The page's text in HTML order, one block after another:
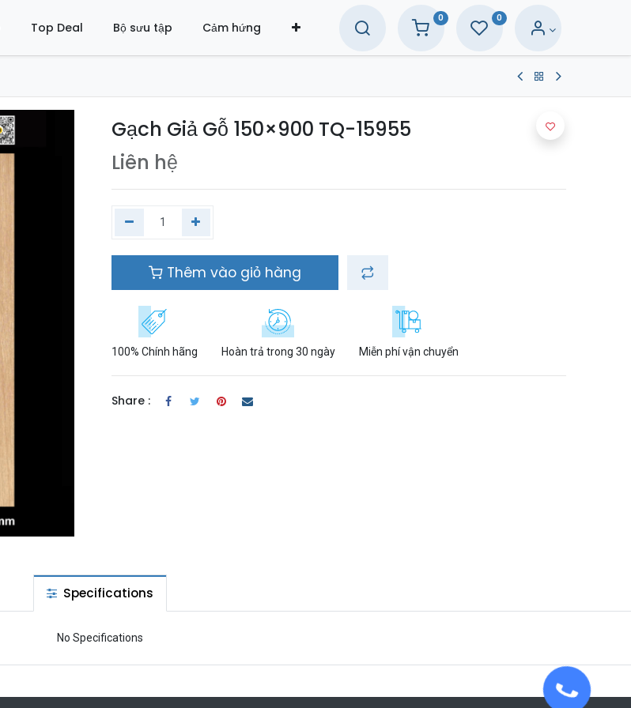
Top Deal Bộ sưu tập Cảm hứng
0 0
Gạch Giả Gỗ 150×900 TQ-15955
Liên hệ
Thêm vào giỏ hàng
100% Chính hãng Hoàn trả trong 30 ngày Miễn phí vận chuyển
Share :
Specifications
No Specifications